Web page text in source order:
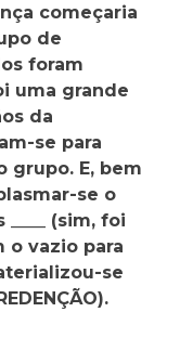
começaria
de
foram
uma grande
da
se para
grupo. E, bem
se o
(sim, foi
o vazio para
se